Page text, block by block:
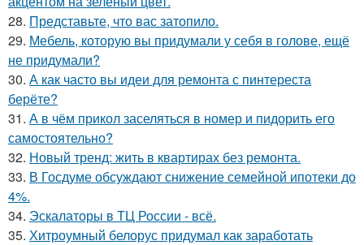
28. Представьте, что вас затопило.
29. Мебель, которую вы придумали у себя в голове, ещё
не придумали?
30. А как часто вы идеи для ремонта с пинтереста
берёте?
31. А в чём прикол заселяться в номер и пидорить его
самостоятельно?
32. Новый тренд: жить в квартирах без ремонта.
33. В Госдуме обсуждают снижение семейной ипотеки до
4%.
34. Эскалаторы в ТЦ России - всё.
35. Хитроумный белорус придумал как заработать